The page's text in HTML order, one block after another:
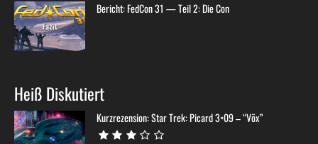
Bericht: FedCon 31 — Teil 2: Die Con
Heiß Diskutiert
Kurzrezension: Star Trek: Picard 3×09 – “Võx”